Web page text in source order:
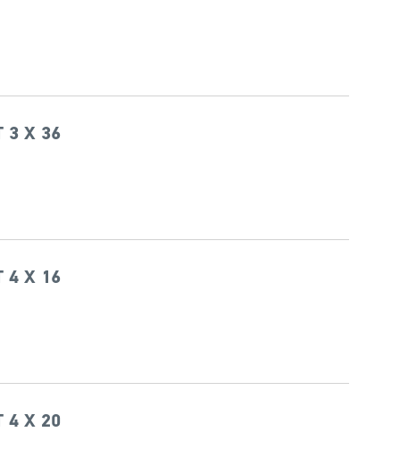
3 X 36
4 X 16
4 X 20